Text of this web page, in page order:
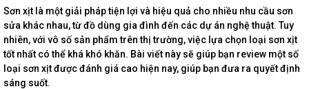
Sơn xịt là một giải pháp tiện lợi và hiệu quả cho nhiều nhu cầu sơn
sửa khác nhau, từ đồ dùng gia đình đến các dự án nghệ thuật. Tuy
nhiên, với vô số sản phẩm trên thị trường, việc lựa chọn loại sơn xịt
tốt nhất có thể khá khó khăn. Bài viết này sẽ giúp bạn review một số
loại sơn xịt được đánh giá cao hiện nay, giúp bạn đưa ra quyết định
sáng suốt.